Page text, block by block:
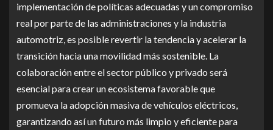
implementación de políticas adecuadas y un compromiso
real por parte de las administraciones y la industria
automotriz, es posible revertir la tendencia y acelerar la
transición hacia una movilidad más sostenible. La
colaboración entre el sector público y privado será
esencial para crear un ecosistema favorable que
promueva la adopción masiva de vehículos eléctricos,
garantizando así un futuro más limpio y eficiente para